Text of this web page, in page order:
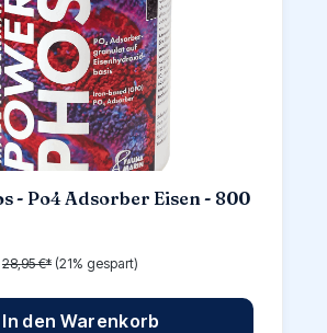
- Po4 Adsorber Eisen - 800
28,95 €* (21% gespart)
In den Warenkorb